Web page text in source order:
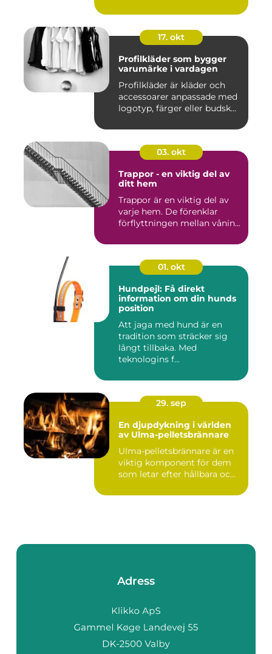
17. okt
Profilkläder som bygger
varumärke i vardagen
Profilkläder är kläder och
accessoarer anpassade med
logotyp, färger eller budsk...
03. okt
Trappor - en viktig del av
ditt hem
Trappor är en viktig del av
varje hem. De förenklar
förflyttningen mellan vånin...
01. okt
Hundpejl: Få direkt
information om din hunds
position
Att jaga med hund är en
tradition som sträcker sig
långt tillbaka. Med
teknologins f...
29. sep
En djupdykning i världen
av Ulma-pelletsbrännare
Ulma-pelletsbrännare är en
viktig komponent för dem
som letar efter hållbara oc...
Adress